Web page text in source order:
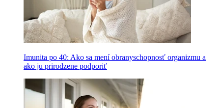
Imunita po 40: Ako sa mení obranyschopnosť organizmu a
ako ju prirodzene podporiť